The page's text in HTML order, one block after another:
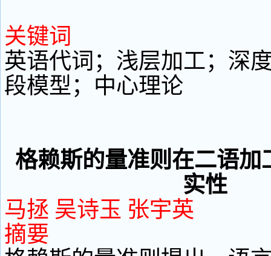
关键词
英语代词；浅层加工；深
段模型；中心理论
格赖斯的量准则在二语加
实性
马拯 吴诗玉 张宇英
摘要